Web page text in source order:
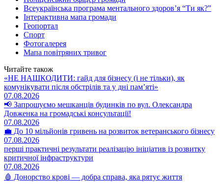
Всеукраїнська програма ментального здоров’я “Ти як?”
Інтерактивна мапа громади
Геопортал
Спорт
Фотогалерея
Мапа повітряних тривог
Читайте також
«НЕ НАШКОДИТИ: гайд для бізнесу (і не тільки), як
комунікувати після обстрілів та у дні пам’яті»
07.08.2026
📢 Запрошуємо мешканців будинків по вул. Олександра
Довженка на громадські консультації!
07.08.2026
💼 До 10 мільйонів гривень на розвиток ветеранського бізнесу
07.08.2026
перші практичні результати реалізацію ініціатив із розвитку
критичної інфраструктури
07.08.2026
🩸 Донорство крові — добра справа, яка рятує життя